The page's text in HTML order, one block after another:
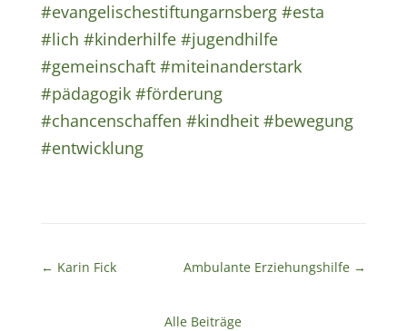
#evangelischestiftungarnsberg #esta
#lich #kinderhilfe #jugendhilfe
#gemeinschaft #miteinanderstark
#pädagogik #förderung
#chancenschaffen #kindheit #bewegung
#entwicklung
← Karin Fick Ambulante Erziehungshilfe →
Alle Beiträge